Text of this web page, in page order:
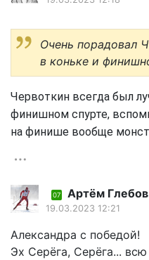
Очень порадовал
в коньке и
Червоткин всегда был
финишном спурте,
на финише вообще
07 Артём Глебов
19.03.2023 12:21
Александра с победой!
Эх Серёга, Серёга...